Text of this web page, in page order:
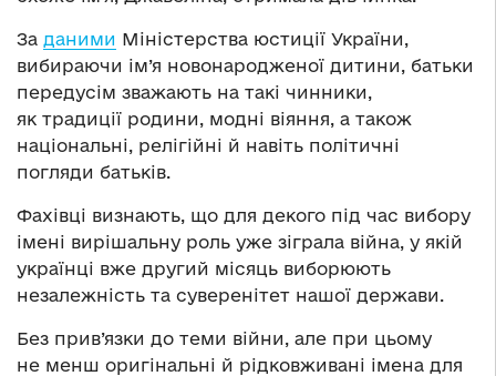
За даними Міністерства юстиції України,
вибираючи ім’я новонародженої дитини, батьки
передусім зважають на такі чинники,
як традиції родини, модні віяння, а також
національні, релігійні й навіть політичні
погляди батьків.
Фахівці визнають, що для декого під час вибору
імені вирішальну роль уже зіграла війна, у якій
українці вже другий місяць виборюють
незалежність та суверенітет нашої держави.
Без прив’язки до теми війни, але при цьому
не менш оригінальні й рідковживані імена для